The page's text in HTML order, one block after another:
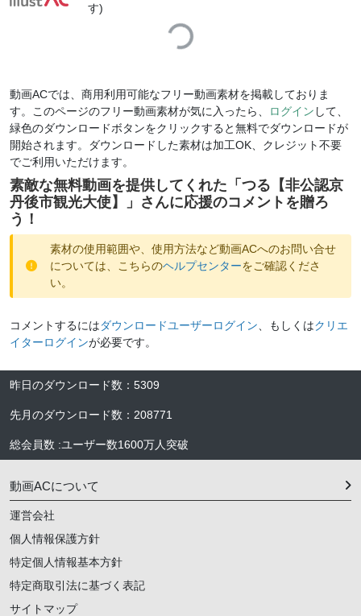
す)
Loading...
動画ACでは、商用利用可能なフリー動画素材を掲載しておりま
す。このページのフリー動画素材が気に入ったら、
ログイン して、
緑色のダウンロードボタンをクリックすると無料でダウンロードが
開始されます。ダウンロードした素材は加工OK、クレジット不要
でご利用いただけます。
素敵な無料動画を提供してくれた「 つる【非公認京
丹後市観光大使】
」さんに応援のコメントを贈ろ
う！
素材の使用範囲や、使用方法など動画ACへのお問い合せ
については、こちらのヘルプセンターをご確認くださ
い。
コメントするにはダウンロードユーザーログイン 、もしくはクリエ
イターログインが必要です。
昨日のダウンロード数 ： 5309
先月のダウンロード数 ： 208771
総会員数 :ユーザー数1600万人 突破
動画ACについて
運営会社
個人情報保護方針
特定個人情報基本方針
特定商取引法に基づく表記
サイトマップ